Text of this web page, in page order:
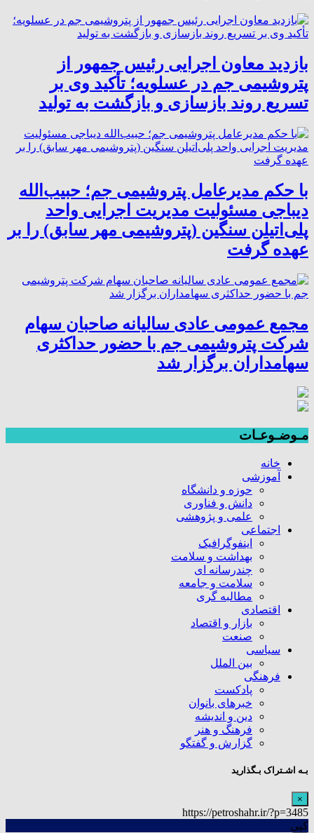
بازدید معاون اجرایی رئیس جمهور از
پتروشیمی جم در عسلویه؛ تأکید وی بر
تسریع روند بازسازی و بازگشت به تولید
با حکم مدیرعامل پتروشیمی جم؛ حبیب‌الله
دیباجی مسئولیت مدیریت اجرایی واحد
پلی‌اتیلن سنگین (پتروشیمی مهر سابق) را بر
عهده گرفت
مجمع عمومی عادی سالیانه صاحبان سهام
شرکت پتروشیمی جم با حضور حداکثری
سهامداران برگزار شد
مـوضـوعـات
خانه
آموزشی
حوزه و دانشگاه
دانش و فناوری
علمی و پژوهشی
اجتماعی
اینفوگرافیک
بهداشت و سلامت
چندرسانه ای
سلامت و جامعه
مطالبه گری
اقتصادی
بازار و اقتصاد
صنعت
سیاسی
بین الملل
فرهنگی
پادکست
خبرهای بانوان
دین و اندیشه
فرهنگ و هنر
گزارش و گفتگو
بـه اشـتراک بـگذارید
×
https://petroshahr.ir/?p=3485
کپی